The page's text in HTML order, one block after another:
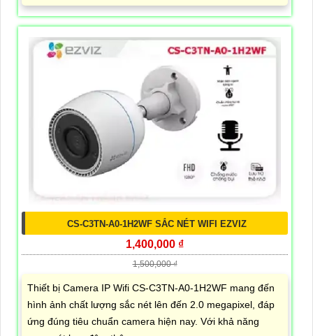
CS-C3TN-A0-1H2WF SẮC NÉT WIFI EZVIZ
1,400,000 ₫
1,500,000 ₫
Thiết bị Camera IP Wifi CS-C3TN-A0-1H2WF mang đến
hình ảnh chất lượng sắc nét lên đến 2.0 megapixel, đáp
ứng đúng tiêu chuẩn camera hiện nay. Với khả năng